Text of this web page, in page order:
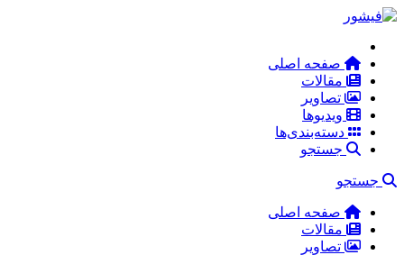
صفحه اصلی
مقالات
تصاویر
ویدیوها
دسته‌بندی‌ها
جستجو
جستجو
صفحه اصلی
مقالات
تصاویر